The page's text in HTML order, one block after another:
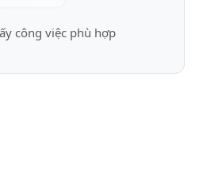
công việc phù hợp